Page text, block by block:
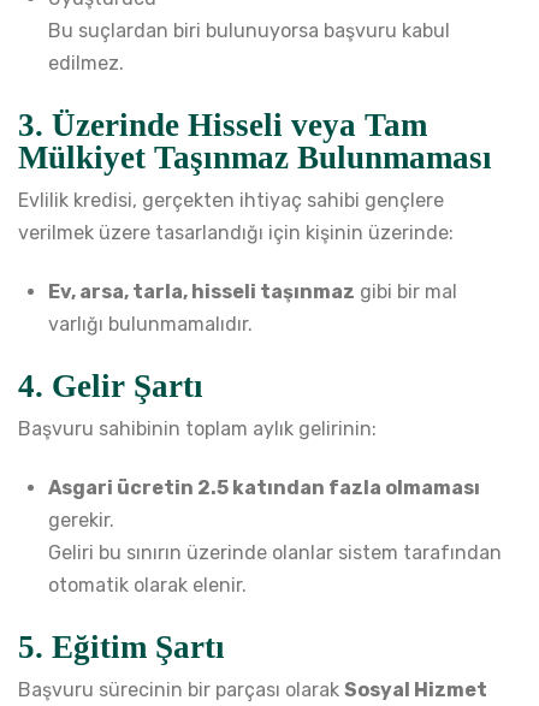
Bu suçlardan biri bulunuyorsa başvuru kabul
edilmez.
3. Üzerinde Hisseli veya Tam
Mülkiyet Taşınmaz Bulunmaması
Evlilik kredisi, gerçekten ihtiyaç sahibi gençlere
verilmek üzere tasarlandığı için kişinin üzerinde:
Ev, arsa, tarla, hisseli taşınmaz gibi bir mal
varlığı bulunmamalıdır.
4. Gelir Şartı
Başvuru sahibinin toplam aylık gelirinin:
Asgari ücretin 2.5 katından fazla olmaması
gerekir.
Geliri bu sınırın üzerinde olanlar sistem tarafından
otomatik olarak elenir.
5. Eğitim Şartı
Başvuru sürecinin bir parçası olarak Sosyal Hizmet